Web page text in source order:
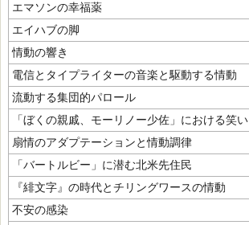
エマソンの幸福薬
エイハブの脚
情動の響き
電信とタイプライターの音楽と駆動する情動
流動する集団的パロール
「ぼくの親戚、モーリノー少佐」における笑い
扇情のアダプテーションと情動調律
「バートルビー」に潜む北米先住民
『緋文字』の時代とチリングワースの情動
不安の感染